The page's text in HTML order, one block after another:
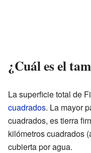
¿Cuál es el
La superficie total de
cuadrados. La mayor
cuadrados, es tierra
kilómetros cuadrados
cubierta por agua.